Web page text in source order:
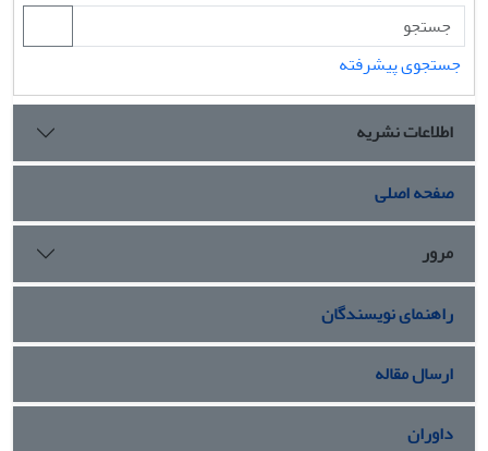
جستجوی پیشرفته
اطلاعات نشریه
صفحه اصلی
مرور
راهنمای نویسندگان
ارسال مقاله
داوران